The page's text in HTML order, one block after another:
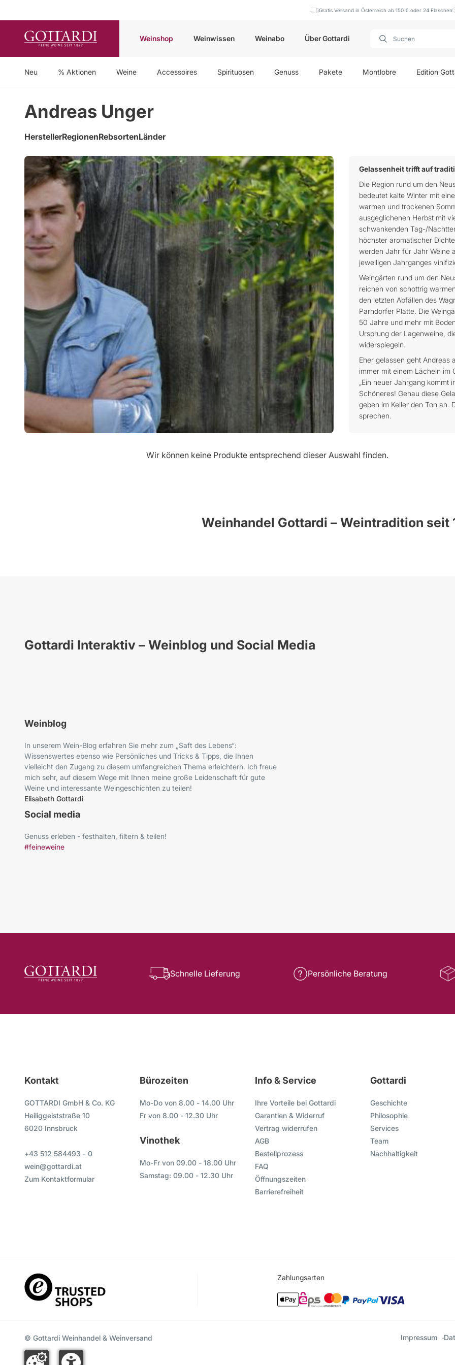
Gratis Versand in Österreich ab 150 € oder 24 Flaschen
Weinshop Weinwissen Weinabo Über Gottardi
Neu % Aktionen Weine Accessoires Spirituosen Genuss Pakete Montlobre Edition
Andreas Unger
HerstellerRegionenRebsortenLänder
Gelassenheit trifft auf
Die Region rund um den
bedeutet kalte Winter mit
warmen und trockenen
ausgeglichenen Herbst mit
schwankenden Tag-/
höchster aromatischer
werden Jahr für Jahr Weine
jeweiligen Jahrganges
Weingärten rund um den
reichen von schottrig
den letzten Abfällen des
Parndorfer Platte. Die
50 Jahre und mehr mit
Ursprung der Lagenweine,
widerspiegeln.
Eher gelassen geht Andreas
immer mit einem Lächeln im
„Ein neuer Jahrgang kommt
Schöneres! Genau diese
geben im Keller den Ton an.
sprechen.
Wir können keine Produkte entsprechend dieser Auswahl finden.
Weinhandel Gottardi – Weintradition seit
Gottardi Interaktiv – Weinblog und Social Media
Weinblog
In unserem Wein-Blog erfahren Sie mehr zum „Saft des Lebens“:
Wissenswertes ebenso wie Persönliches und Tricks & Tipps, die Ihnen
vielleicht den Zugang zu diesem umfangreichen Thema erleichtern. Ich freue
mich sehr, auf diesem Wege mit Ihnen meine große Leidenschaft für gute
Weine und interessante Weingeschichten zu teilen!
Elisabeth Gottardi
Social media
Genuss erleben - festhalten, filtern & teilen!
#feineweine
Schnelle Lieferung Persönliche Beratung
Kontakt
GOTTARDI GmbH & Co. KG
Heiliggeiststraße 10
6020 Innsbruck
+43 512 584493 - 0
wein@gottardi.at
Zum Kontaktformular
Bürozeiten
Mo-Do von 8.00 - 14.00 Uhr
Fr von 8.00 - 12.30 Uhr
Vinothek
Mo-Fr von 09.00 - 18.00 Uhr
Samstag: 09.00 - 12.30 Uhr
Info & Service
Ihre Vorteile bei Gottardi
Garantien & Widerruf
Vertrag widerrufen
AGB
Bestellprozess
FAQ
Öffnungszeiten
Barrierefreiheit
Gottardi
Geschichte
Philosophie
Services
Team
Nachhaltigkeit
Zahlungsarten
© Gottardi Weinhandel & Weinversand Impressum